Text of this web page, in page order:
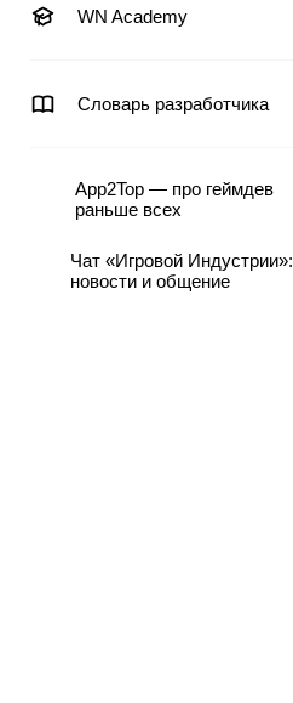
WN Academy
Словарь разработчика
App2Top — про геймдев
раньше всех
Чат «Игровой Индустрии»:
новости и общение